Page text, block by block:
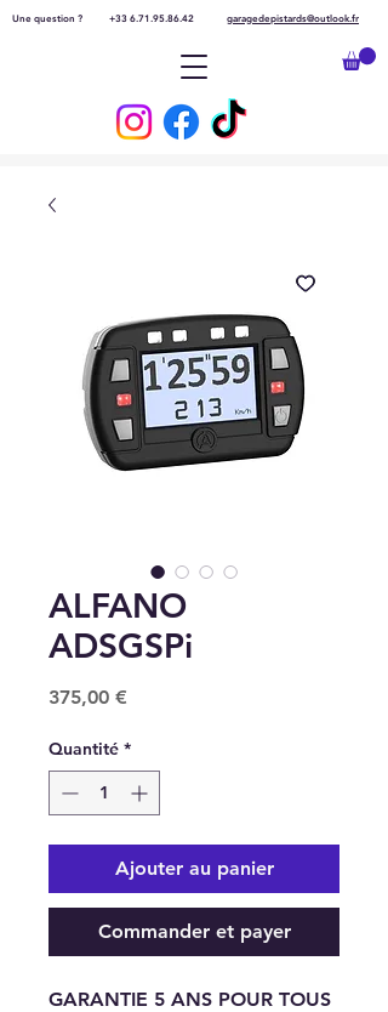
Une question ? +33 6.71.95.86.42 garagedepistards@outlook.fr
ALFANO
ADSGSPi
375,00 €
Quantité *
Ajouter au panier
Commander et payer
GARANTIE 5 ANS POUR TOUS